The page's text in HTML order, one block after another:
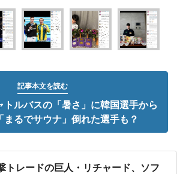
記事本文を読む
トルバスの「暑さ」に韓国選手から
るでサウナ」倒れた選手も？
トレードの巨人・リチャード、ソフ